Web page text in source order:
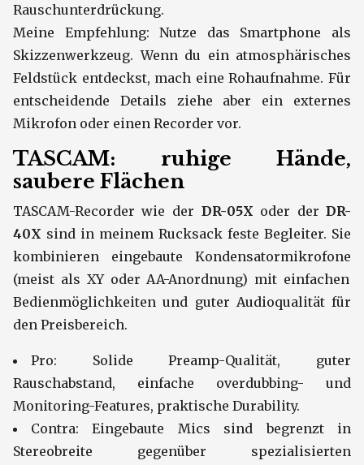
Rauschunterdrückung.
Meine Empfehlung: Nutze das Smartphone als
Skizzenwerkzeug. Wenn du ein atmosphärisches
Feldstück entdeckst, mach eine Rohaufnahme. Für
entscheidende Details ziehe aber ein externes
Mikrofon oder einen Recorder vor.
TASCAM: ruhige Hände,
saubere Flächen
TASCAM-Recorder wie der DR-05X oder der DR-
40X sind in meinem Rucksack feste Begleiter. Sie
kombinieren eingebaute Kondensatormikrofone
(meist als XY oder AA-Anordnung) mit einfachen
Bedienmöglichkeiten und guter Audioqualität für
den Preisbereich.
Pro: Solide Preamp-Qualität, guter
Rauschabstand, einfache overdubbing- und
Monitoring-Features, praktische Durability.
Contra: Eingebaute Mics sind begrenzt in
Stereobreite gegenüber spezialisierten